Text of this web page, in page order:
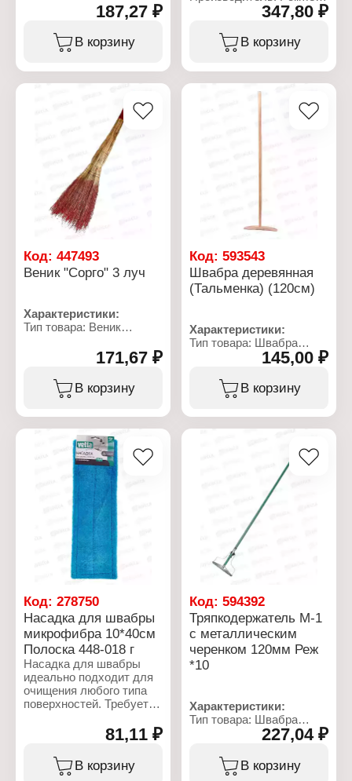
Вариация: 4-х лучевой
187,27 ₽
В корзину
Торговая марка:
Тип товара: Метла
Модель: "Усиленная"
Количество колец: 7
347,80 ₽
В корзину
Код: 447493
Веник "Сорго" 3 луч
Характеристики:
Тип товара: Веник
Размер: 70х28 см
Материал: сорго
Вариация: 3-х лучевой
171,67 ₽
В корзину
Код:593543
Швабра деревянная
(Тальменка) (120см)
Характеристики:
Тип товара: Швабра
Назначение: для мытья
Материал: дерево
Высота: 120 см
145,00 ₽
В корзину
Код: 278750
Насадка для швабры
микрофибра 10*40см
Полоска 448-018 г
Насадка для швабры
идеально подходит для
очищения любого типа
поверхностей. Требует
уборке, а также быстро
высыхает после
использования. Элемент
может использоваться
81,11 ₽
В корзину
Код:594392
Тряпкодержатель М-1
с металлическим
черенком 120мм Реж
*10
Характеристики:
Тип товара: Швабра
Модель: "М-1"
Материал черенка:
227,04 ₽
В корзину